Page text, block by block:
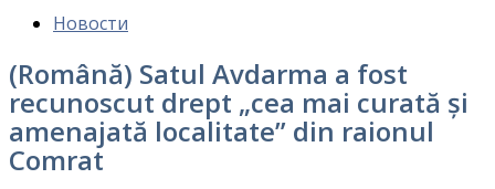
Новости
(Română) Satul Avdarma a fost
recunoscut drept „cea mai curată și
amenajată localitate” din raionul
Comrat